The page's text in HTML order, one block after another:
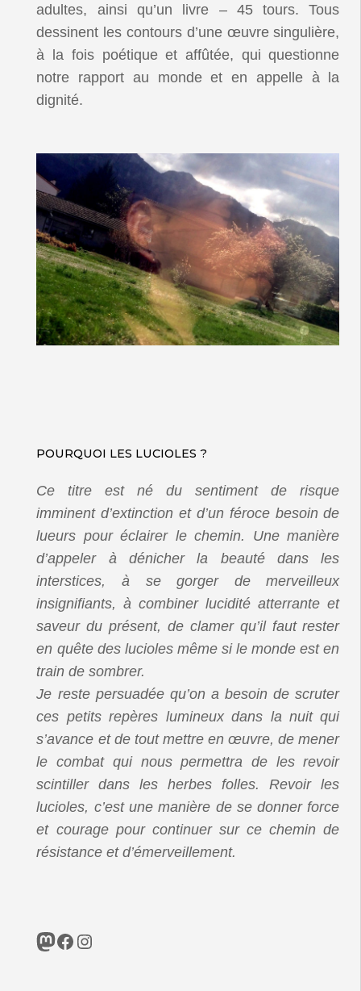
adultes, ainsi qu’un livre – 45 tours. Tous
dessinent les contours d’une œuvre singulière,
à la fois poétique et affûtée, qui questionne
notre rapport au monde et en appelle à la
dignité.
POURQUOI LES LUCIOLES ?
Ce titre est né du sentiment de risque
imminent d’extinction et d’un féroce besoin de
lueurs pour éclairer le chemin. Une manière
d’appeler à dénicher la beauté dans les
interstices, à se gorger de merveilleux
insignifiants, à combiner lucidité atterrante et
saveur du présent, de clamer qu’il faut rester
en quête des lucioles même si le monde est en
train de sombrer.
Je reste persuadée qu’on a besoin de scruter
ces petits repères lumineux dans la nuit qui
s’avance et de tout mettre en œuvre, de mener
le combat qui nous permettra de les revoir
scintiller dans les herbes folles. Revoir les
lucioles, c’est une manière de se donner force
et courage pour continuer sur ce chemin de
résistance et d’émerveillement.
Mastodon
Facebook
Instagram